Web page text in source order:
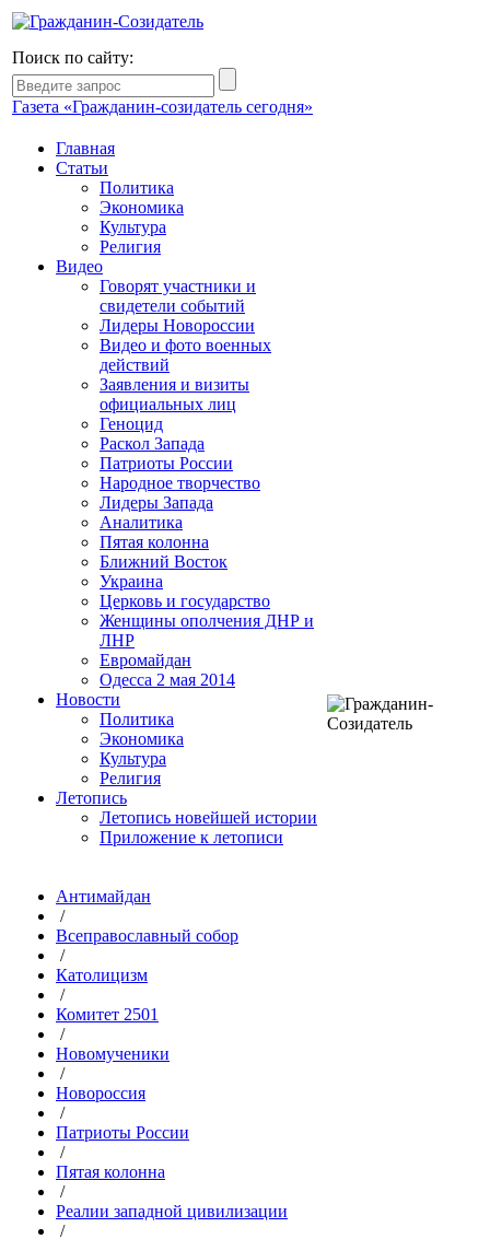
Поиск по сайту:
Газета «Гражданин-созидатель сегодня»
Главная
Статьи
Политика
Экономика
Культура
Религия
Видео
Говорят участники и
свидетели событий
Лидеры Новороссии
Видео и фото военных
действий
Заявления и визиты
официальных лиц
Геноцид
Раскол Запада
Патриоты России
Народное творчество
Лидеры Запада
Аналитика
Пятая колонна
Ближний Восток
Украина
Церковь и государство
Женщины ополчения ДНР и
ЛНР
Евромайдан
Одесса 2 мая 2014
Новости
Политика
Экономика
Культура
Религия
Летопись
Летопись новейшей истории
Приложение к летописи
Антимайдан
/
Всеправославный собор
/
Католицизм
/
Комитет 2501
/
Новомученики
/
Новороссия
/
Патриоты России
/
Пятая колонна
/
Реалии западной цивилизации
/